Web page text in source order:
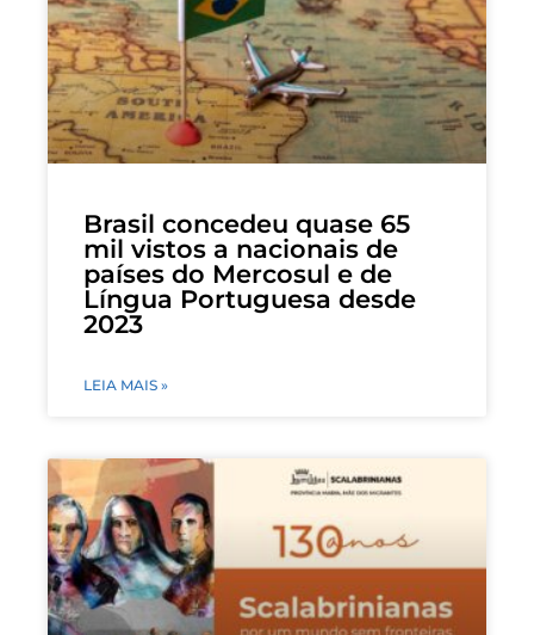
Brasil concedeu quase 65
mil vistos a nacionais de
países do Mercosul e de
Língua Portuguesa desde
2023
LEIA MAIS »